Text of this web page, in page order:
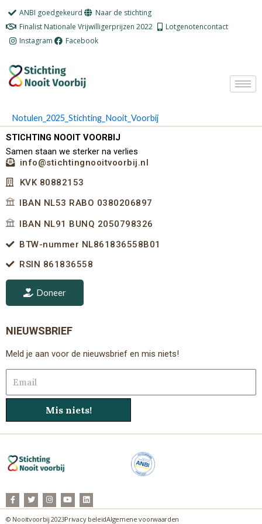
ANBI goedgekeurd
Naar de stichting
Finalist Nationale Vrijwilligerprijzen 2022
Lotgenotencontact
Instagram
Facebook
Notulen_2025_Stichting_Nooit_Voorbij
STICHTING NOOIT VOORBIJ
Samen staan we sterker na verlies
info@stichtingnooitvoorbij.nl
KVK 80882153
IBAN NL53 RABO 0380206897
IBAN NL91 BUNQ 2050798326
BTW-nummer NL861836558B01
RSIN 861836558
Doneer
NIEUWSBRIEF
Meld je aan voor de nieuwsbrief en mis niets!
Mis niets!
F
a
c
e
T
w
i
t
I
n
s
t
Y
o
u
t
L
i
n
k
© Nooitvoorbij 2023Privacy beleidAlgemene voorwaarden